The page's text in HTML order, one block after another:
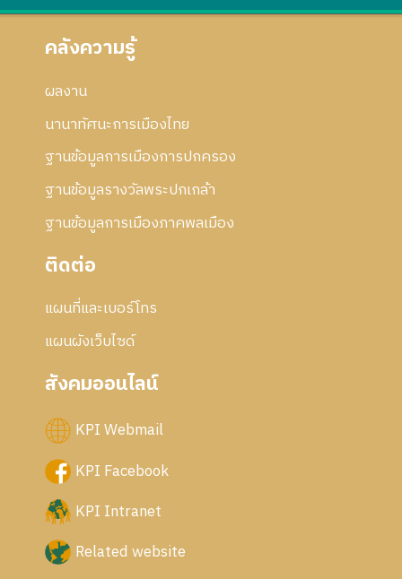
คลังความรู้
ผลงาน
นานาทัศนะการเมืองไทย
ฐานข้อมูลการเมืองการปกครอง
ฐานข้อมูลรางวัลพระปกเกล้า
ฐานข้อมูลการเมืองภาคพลเมือง
ติดต่อ
แผนที่และเบอร์โทร
แผนผังเว็บไซด์
สังคมออนไลน์
KPI Webmail
KPI Facebook
KPI Intranet
Related website